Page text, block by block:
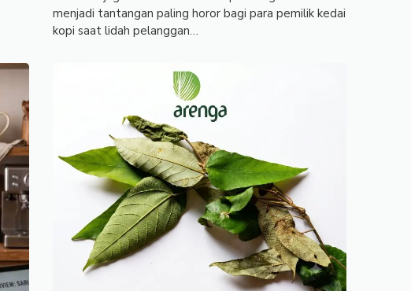
menjadi tantangan paling horor bagi para pemilik kedai
kopi saat lidah pelanggan…